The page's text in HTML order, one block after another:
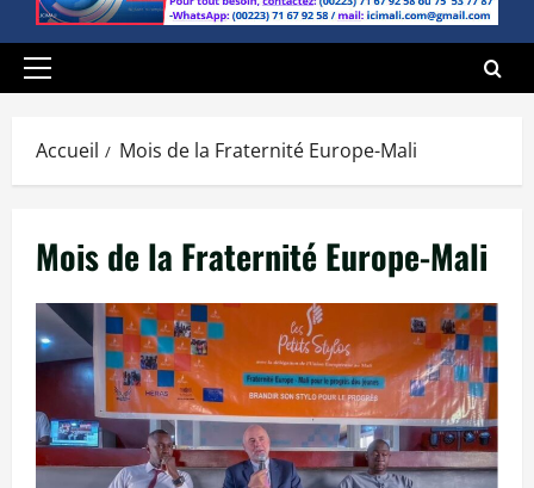
Menu
Accueil Mois de la Fraternité Europe-Mali
Mois de la Fraternité Europe-Mali